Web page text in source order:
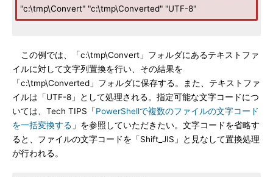
"c:\tmp\Convert" "c:\tmp\Converted" "UTF-8"
この例では、「c:\tmp\Convert」フォルダにあるテキストファ
イルに対して文字列置換を行い、その結果を
「c:\tmp\Converted」フォルダに保存する。また、テキストファ
イルは「UTF-8」として処理される。指定可能な文字コードにつ
いては、Tech TIPS「PowerShellで複数のファイルの文字コード
を一括変換する 」を参照していただきたい。文字コードを省略す
ると、ファイルの文字コードを「Shift_JIS」と見なして置換処理
が行われる。